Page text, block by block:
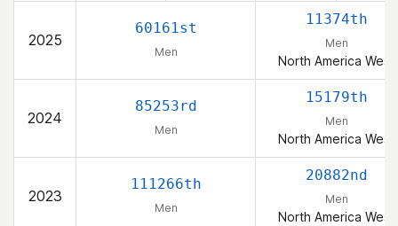
2025
60161st
Men
11374th
Men
North America West
2024
85253rd
Men
15179th
Men
North America West
2023
111266th
Men
20882nd
Men
North America West